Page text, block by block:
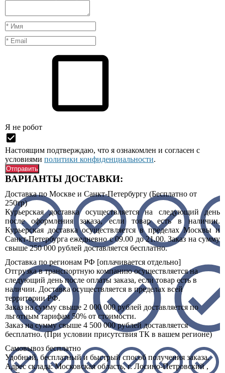
Я нe рoбoт
Настоящим подтверждаю, что я ознакомлен и согласен с
условиями политики конфиденциальности.
ВАРИАНТЫ ДОСТАВКИ:
Доставка по Москве и Санкт-Петербургу (Бесплатно от
250тр)
Курьерская доставка осуществляется на следующий день
после оформления заказа, если товар есть в наличии.
Курьерская доставка осуществляется в пределах Москвы и
Санкт-Петербурга ежедневно с 09.00 до 21.00. Заказ на сумму
свыше 250 000 рублей доставляется бесплатно.
Доставка по регионам РФ [оплачивается отдельно]
Отгрузка в транспортную компанию осуществляется на
следующий день после оплаты заказа, если товар есть в
наличии. Доставка осуществляется в пределах всей
территории РФ.
Заказ на сумму свыше 2 000 000 рублей доставляется по
льготным тарифам 50% от стоимости.
Заказ на сумму свыше 4 500 000 рублей доставляется
бесплатно. (При условии присутствия ТК в вашем регионе)
Самовывоз бесплатно
Удобный, бесплатный и быстрый способ получения заказа.
Адрес склада:Московская область, г. Лосино-Петровский ,